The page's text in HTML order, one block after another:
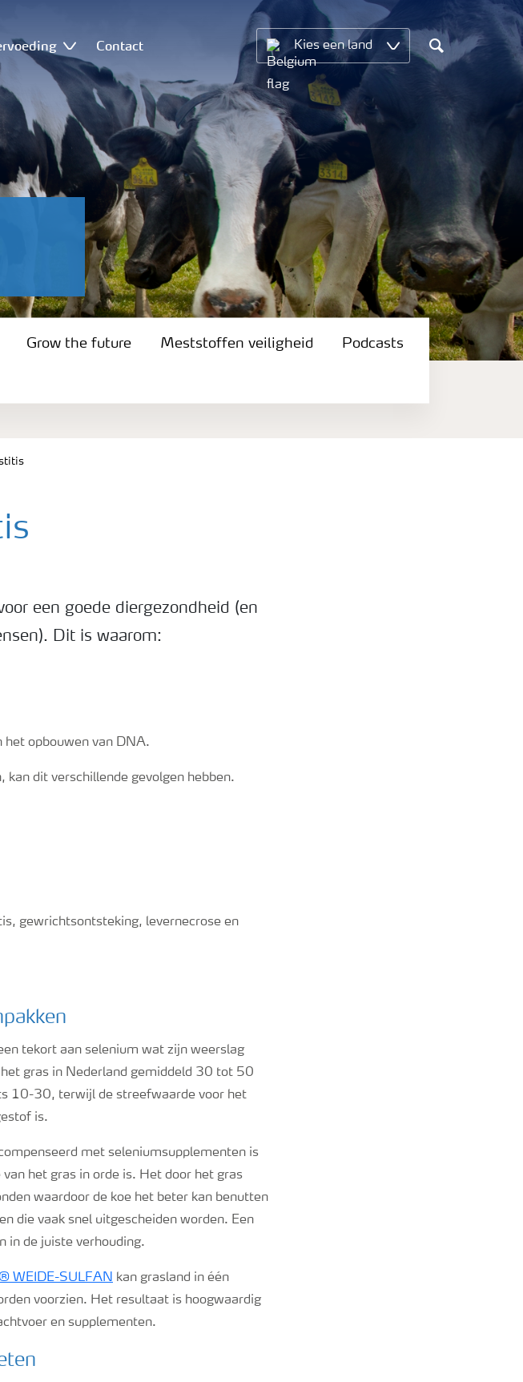
Contact Kies een land
Search
Grow the future Meststoffen veiligheid Podcasts
een goede diergezondheid (en
Dit is waarom:
het opbouwen van DNA.
kan dit verschillende gevolgen hebben.
gewrichtsontsteking, levernecrose en
tekort aan selenium wat zijn weerslag
gras in Nederland gemiddeld 30 tot 50
10-30, terwijl de streefwaarde voor het
is.
met seleniumsupplementen is
het gras in orde is. Het door het gras
waardoor de koe het beter kan benutten
die vaak snel uitgescheiden worden. Een
in de juiste verhouding.
WEIDE-SULFAN kan grasland in één
voorzien. Het resultaat is hoogwaardig
en supplementen.